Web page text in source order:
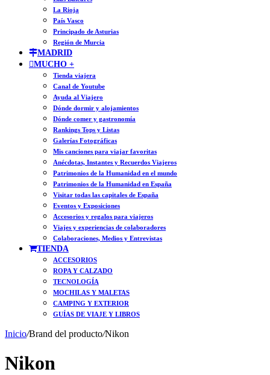
La Rioja
País Vasco
Principado de Asturias
Región de Murcia
MADRID
MUCHO +
Tienda viajera
Canal de Youtube
Ayuda al Viajero
Dónde dormir y alojamientos
Dónde comer y gastronomía
Rankings Tops y Listas
Galerías Fotográficas
Mis canciones para viajar favoritas
Anécdotas, Instantes y Recuerdos Viajeros
Patrimonios de la Humanidad en el mundo
Patrimonios de la Humanidad en España
Visitar todas las capitales de España
Eventos y Exposiciones
Accesorios y regalos para viajeros
Viajes y experiencias de colaboradores
Colaboraciones, Medios y Entrevistas
TIENDA
ACCESORIOS
ROPA Y CALZADO
TECNOLOGÍA
MOCHILAS Y MALETAS
CAMPING Y EXTERIOR
GUÍAS DE VIAJE Y LIBROS
Inicio/Brand del producto/Nikon
Nikon